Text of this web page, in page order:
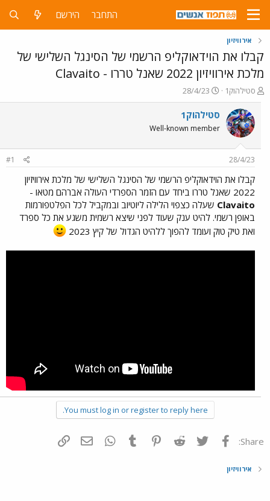
התחבר הירשם
אירוויזיון
קבלו את הוידאוקליפ הרשמי של הסינגל השלישי של
מלכת אירוויזיון 2022 שאנל טררו - Clavaito
פ
ו
ת
ח
ה
ש
א
סטילהוק1
פ
ו
ר
ס
ם
ר
ך
28/4/23
סטילהוק1
Well-known member
28/4/23
#1
קבלו את הוידאוקליפ הרשמי של הסינגל השלישי של מלכת אירוויזיון
2022 שאנל טררו ביחד עם הזמר הספרדי העולה אברהם מטאו -
Clavaito שעלה כצפוי הלילה ליוטיוב ובמקביל לכל הפלטפורמות
באופן רשמי. להיט ענק שעוד לפני שיצא רשמית משגע את כל ספרד
ואת טיק טוק ועומד להפוך ללהיט הגדול של קיץ 2023
You must log in or register to reply here.
Share: פייסבוק Twitter
Reddit
Pinterest
Tumblr
WhatsAppדואר אלקטרוני
אירוויזיון